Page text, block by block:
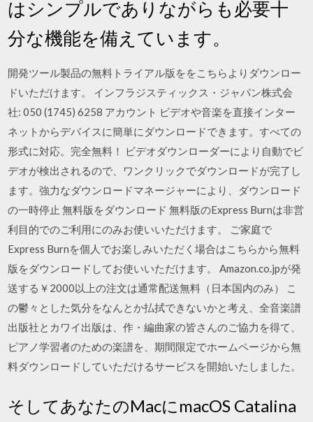
はシンプルでありながらも必要十
分な機能を備えています。
開発ツール製品の無料トライアル版ををこちらよりダウンロー
ドいただけます。 インフラジスティックス・ジャパン株式会
社: 050 (1745) 6258 アカウント ビデオや音楽を直接インター
ネットからデバイスに簡単にダウンロードできます。すべての
形式に対応。完全無料！ ビデオダウンローダーにより自動でビ
デオが検出されるので、ワンクリックでダウンロードが完了し
ます。強力なダウンロードマネージャーにより、ダウンロード
の一時停止 無料版をダウンロード 無料版のExpress Burnは非営
利目的でのご利用にのみお使いいただけます。 ご家庭で
Express Burnを個人でお楽しみいただく場合はこちらから無料
版をダウンロードしてお使いいただけます。 Amazon.co.jpが発
送する￥2000以上の注文は通常配送無料（日本国内のみ） こ
の鬱々とした気分をなんとか払拭できないかと考え、全音楽譜
出版社とカワイ出版は、作・編曲家の皆さんのご協力を得て、
ピアノ学習者のための楽譜を、期間限定でホームページから無
料ダウンロードしていただけるサービスを開始いたしました。
そしてあなたのMacにmacOS Catalina